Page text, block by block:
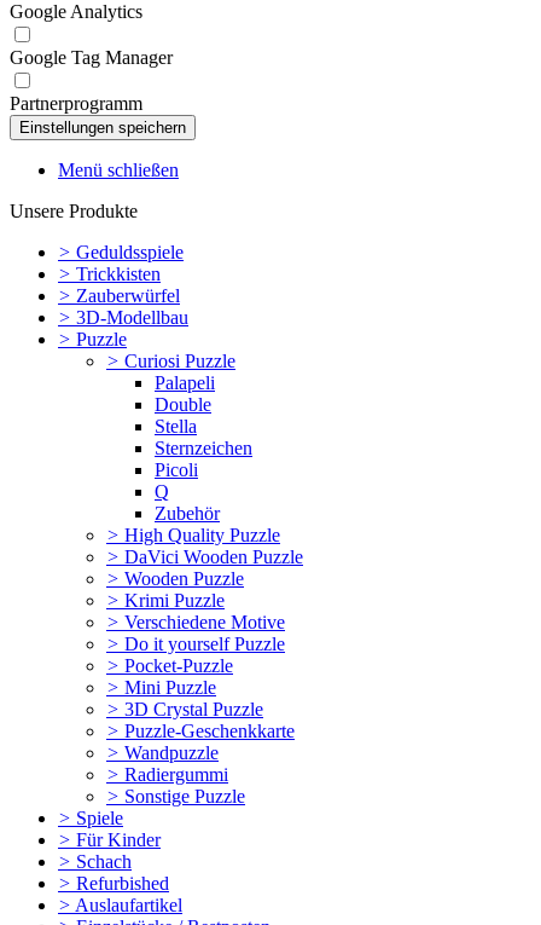
Google Analytics
Google Tag Manager
Partnerprogramm
Menü schließen
Unsere Produkte
> Geduldsspiele
> Trickkisten
> Zauberwürfel
> 3D-Modellbau
> Puzzle
> Curiosi Puzzle
Palapeli
Double
Stella
Sternzeichen
Picoli
Q
Zubehör
> High Quality Puzzle
> DaVici Wooden Puzzle
> Wooden Puzzle
> Krimi Puzzle
> Verschiedene Motive
> Do it yourself Puzzle
> Pocket-Puzzle
> Mini Puzzle
> 3D Crystal Puzzle
> Puzzle-Geschenkkarte
> Wandpuzzle
> Radiergummi
> Sonstige Puzzle
> Spiele
> Für Kinder
> Schach
> Refurbished
> Auslaufartikel